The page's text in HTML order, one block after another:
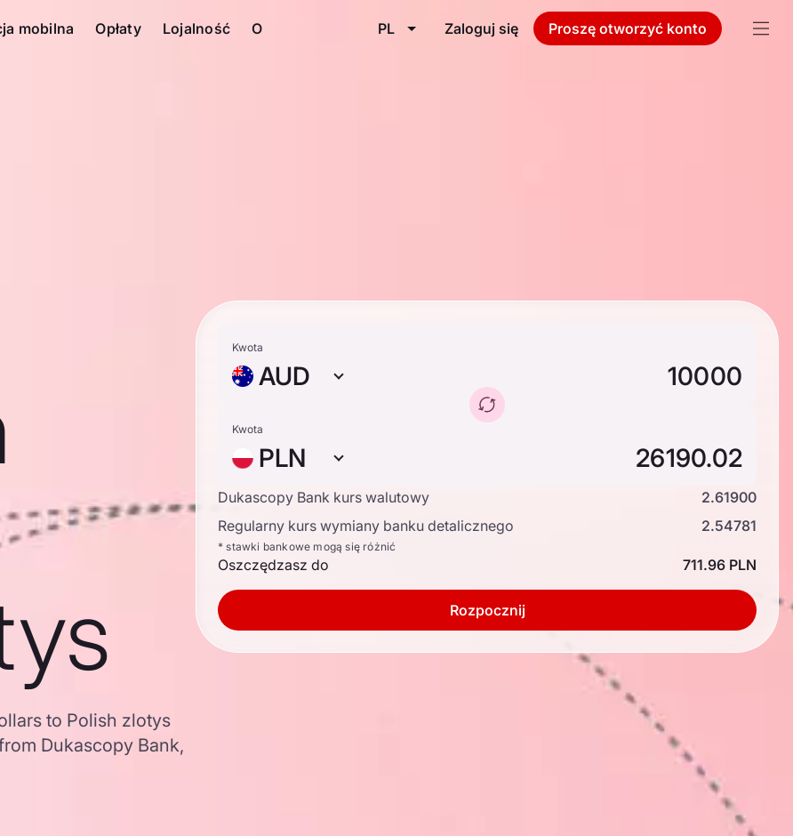
mobilna Opłaty Lojalność O PL Zaloguj się Proszę otworzyć konto
to Polish zlotys
Dukascopy Bank,
Kwota
AUD
Kwota
PLN
Dukascopy Bank kurs walutowy
2.61900
Regularny kurs wymiany banku detalicznego
2.54781
* stawki bankowe mogą się różnić
Oszczędzasz do 711.96 PLN
Rozpocznij